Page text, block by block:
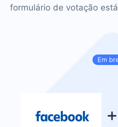
Em
formulário de votação